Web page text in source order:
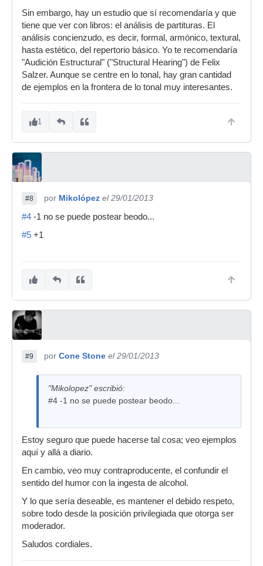
Sin embargo, hay un estudio que sí recomendaría y que
tiene que ver con libros: el análisis de partituras. El
análisis concienzudo, es decir, formal, armónico, textural,
hasta estético, del repertorio básico. Yo te recomendaría
"Audición Estructural" ("Structural Hearing") de Felix
Salzer. Aunque se centre en lo tonal, hay gran cantidad
de ejemplos en la frontera de lo tonal muy interesantes.
1
#8 por Mikolópez el 29/01/2013
#4 -1 no se puede postear beodo...
#5 +1
#9 por Cone Stone el 29/01/2013
"Mikolopez" escribió:
#4 -1 no se puede postear beodo...
Estoy seguro que puede hacerse tal cosa; veo ejemplos
aquí y allá a diario.
En cambio, veo muy contraproducente, el confundir el
sentido del humor con la ingesta de alcohol.
Y lo que sería deseable, es mantener el debido respeto,
sobre todo desde la posición privilegiada que otorga ser
moderador.
Saludos cordiales.